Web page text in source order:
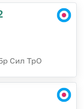
Сил ТрО